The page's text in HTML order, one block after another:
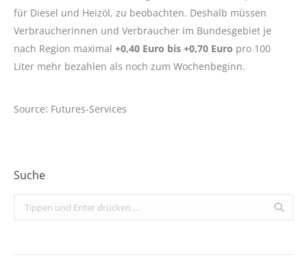
für Diesel und Heizöl, zu beobachten. Deshalb müssen
Verbraucherinnen und Verbraucher im Bundesgebiet je
nach Region maximal +0,40 Euro bis +0,70 Euro pro 100
Liter mehr bezahlen als noch zum Wochenbeginn.
Source: Futures-Services
Suche
Search: